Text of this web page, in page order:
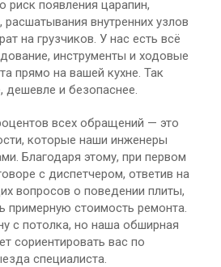
риск появления царапин,
внутренних узлов
на грузчиков. У нас есть всё
инструменты и ходовые
прямо на вашей кухне. Так
дешевле и безопаснее.
всех обращений — это
которые наши инженеры
Благодаря этому, при первом
с диспетчером, ответив на
вопросов о поведении плиты,
стоимость ремонта.
с потолка, но наша обширная
сориентировать вас по
специалиста.